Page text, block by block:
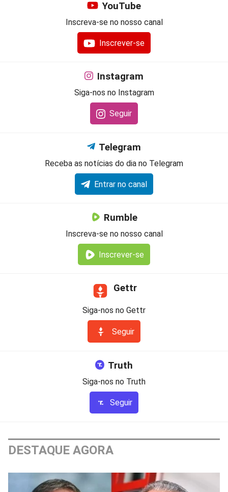
YouTube
Inscreva-se no nosso canal
Inscrever-se
Instagram
Siga-nos no Instagram
Seguir
Telegram
Receba as notícias do dia no Telegram
Entrar no canal
Rumble
Inscreva-se no nosso canal
Inscrever-se
Gettr
Siga-nos no Gettr
Seguir
Truth
Siga-nos no Truth
Seguir
DESTAQUE AGORA